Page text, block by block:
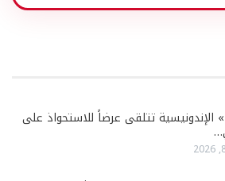
الإندونيسية تتلقى عرضاً للاستحواذ على